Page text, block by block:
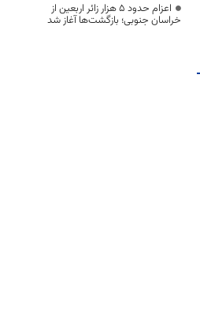
اعزام حدود 5 هزار زائر اربعین از
خراسان جنوبی؛ بازگشت‌ها آغاز شد